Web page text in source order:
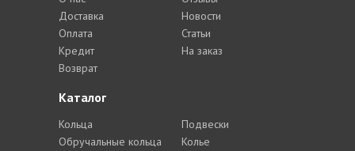
Каталог
Кольца
Обручальные кольца
Подвески
Колье
Доставка
Оплата
Кредит
Возврат
Новости
Статьи
На заказ